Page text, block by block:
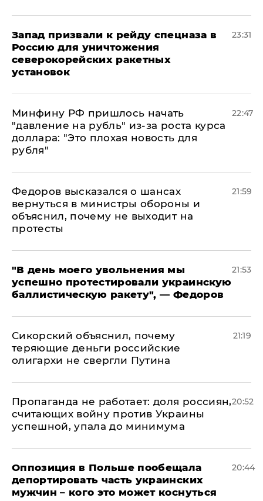
Запад призвали к рейду спецназа в
Россию для уничтожения
северокорейских ракетных
установок
23:31
Минфину РФ пришлось начать
"давление на рубль" из-за роста курса
доллара: "Это плохая новость для
рубля"
22:47
Федоров высказался о шансах
вернуться в министры обороны и
объяснил, почему не выходит на
протесты
21:59
​"В день моего увольнения мы
успешно протестировали украинскую
баллистическую ракету", — Федоров
21:53
Сикорский объяснил, почему
теряющие деньги российские
олигархи не свергли Путина
21:19
​Пропаганда не работает: доля россиян,
считающих войну против Украины
успешной, упала до минимума
20:52
Оппозиция в Польше пообещала
депортировать часть украинских
мужчин – кого это может коснуться
20:44